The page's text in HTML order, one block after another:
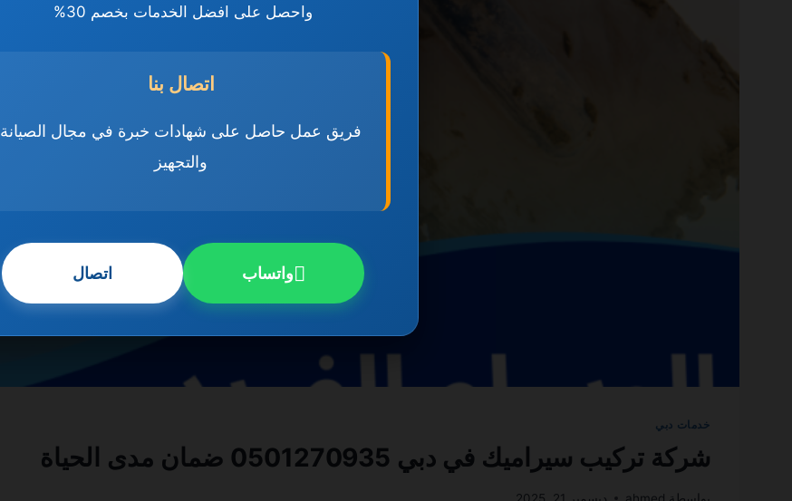
خدمات دبي
شركة تركيب سيراميك في دبي 0501270935 ضمان مدى الحياة
واحصل على افضل الخدمات بخصم 30%
اتصال بنا
فريق عمل حاصل على شهادات خبرة في مجال الصيانة
والتجهيز
واتساب اتصال